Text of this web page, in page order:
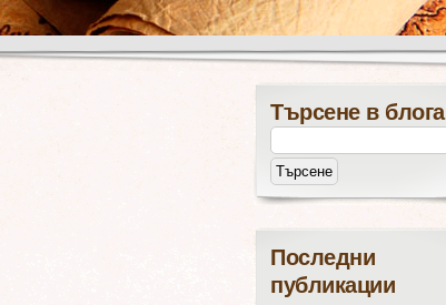
Търсене в блога
Последни
публикации